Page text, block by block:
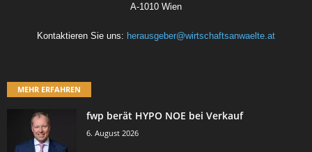
A-1010 Wien
Kontaktieren Sie uns: herausgeber@wirtschaftsanwaelte.at
MEHR ERFAHREN
fwp berät HYPO NOE bei Verkauf
6. August 2026